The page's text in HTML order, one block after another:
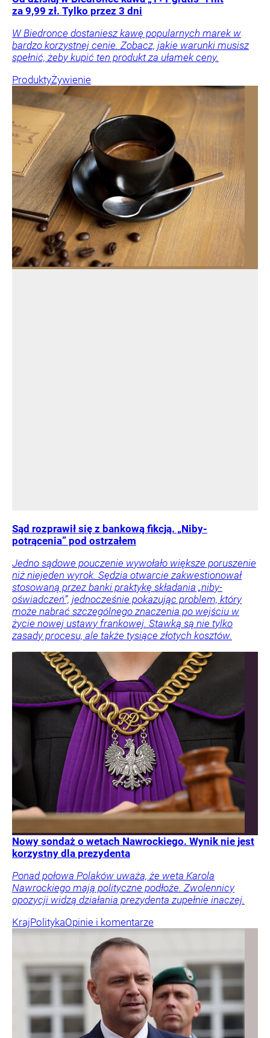
za 9,99 zł. Tylko przez 3 dni
W Biedronce dostaniesz kawę popularnych marek w
bardzo korzystnej cenie. Zobacz, jakie warunki musisz
spełnić, żeby kupić ten produkt za ułamek ceny.
ProduktyŻywienie
Sąd rozprawił się z bankową fikcją. „Niby-
potrącenia” pod ostrzałem
Jedno sądowe pouczenie wywołało większe poruszenie
niż niejeden wyrok. Sędzia otwarcie zakwestionował
stosowaną przez banki praktykę składania „niby-
oświadczeń”, jednocześnie pokazując problem, który
może nabrać szczególnego znaczenia po wejściu w
życie nowej ustawy frankowej. Stawką są nie tylko
zasady procesu, ale także tysiące złotych kosztów.
Nowy sondaż o wetach Nawrockiego. Wynik nie jest
korzystny dla prezydenta
Ponad połowa Polaków uważa, że weta Karola
Nawrockiego mają polityczne podłoże. Zwolennicy
opozycji widzą działania prezydenta zupełnie inaczej.
KrajPolitykaOpinie i komentarze